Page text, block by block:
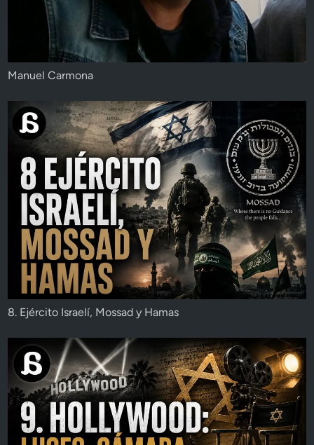
Manuel Carmona
8. Ejército Israelí, Mossad y Hamas